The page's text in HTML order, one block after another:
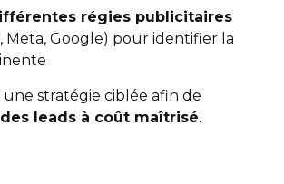
régies publicitaires
Meta, Google) pour identifier la
stratégie ciblée afin de
leads à coût maîtrisé.